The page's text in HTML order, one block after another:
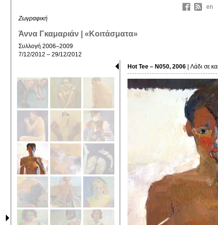
en
Ζωγραφική
Άννα Γκαμαριάν | «Κοιτάσματα»
Συλλογή 2006–2009
7/12/2012 – 29/12/2012
Hot Tee – N050, 2006 | Λάδι σε